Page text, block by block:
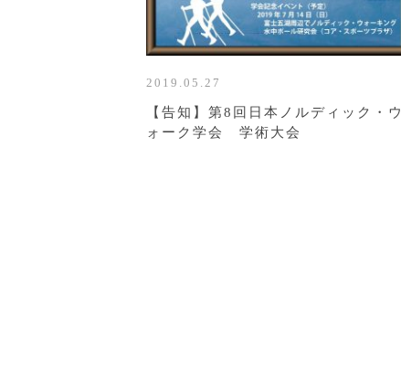
2019.05.27
【告知】第8回日本ノルディック・ウ
ォーク学会 学術大会